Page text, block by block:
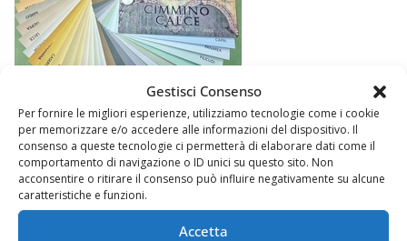
Gestisci Consenso
Per fornire le migliori esperienze, utilizziamo tecnologie come i cookie
per memorizzare e/o accedere alle informazioni del dispositivo. Il
consenso a queste tecnologie ci permetterà di elaborare dati come il
comportamento di navigazione o ID unici su questo sito. Non
acconsentire o ritirare il consenso può influire negativamente su alcune
caratteristiche e funzioni.
Accetta